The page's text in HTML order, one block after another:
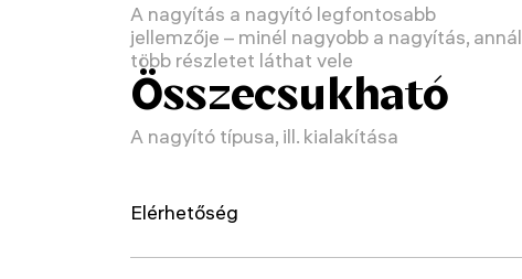
A nagyítás a nagyító legfontosabb
jellemzője – minél nagyobb a nagyítás, annál
több részletet láthat vele
Összecsukható
A nagyító típusa, ill. kialakítása
Elérhetőség